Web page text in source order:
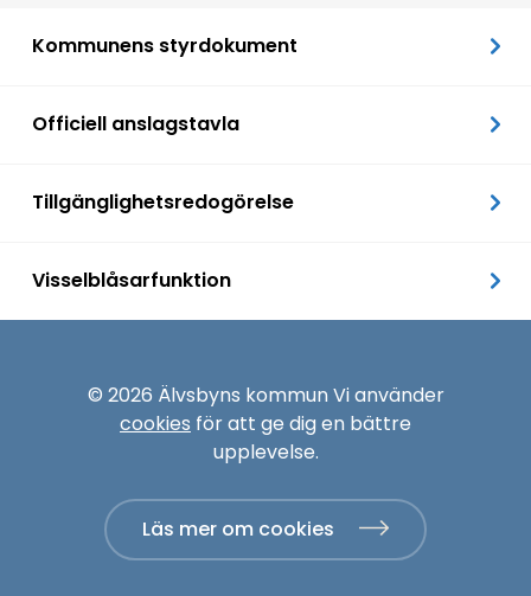
Kommunens styrdokument
Officiell anslagstavla
Tillgänglighetsredogörelse
Visselblåsarfunktion
© 2026 Älvsbyns kommun Vi använder
cookies för att ge dig en bättre
upplevelse.
Läs mer om cookies